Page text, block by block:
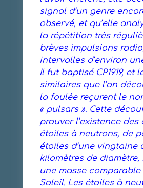
signal d’un genre
observé, et qu’elle
la répétition très
brèves impulsions
intervalles d’environ
Il fut baptisé CP1919, et
similaires que l’on
la foulée reçurent le
« pulsars ». Cette
prouver l’existence des
étoiles à neutrons, de
étoiles d’une vingtaine
kilomètres de diamètre,
une masse
Soleil. Les étoiles à